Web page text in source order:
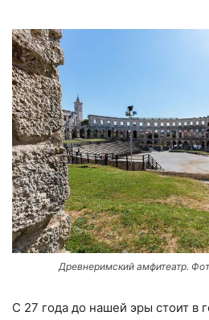
Древнеримский амфитеатр.
С 27 года до нашей эры стоит в